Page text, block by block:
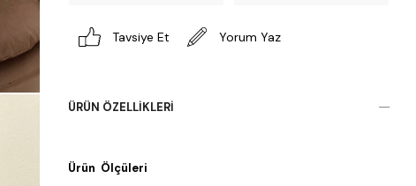
Tavsiye Et Yorum Yaz
ÜRÜN ÖZELLIKLERI
Ürün Ölçüleri